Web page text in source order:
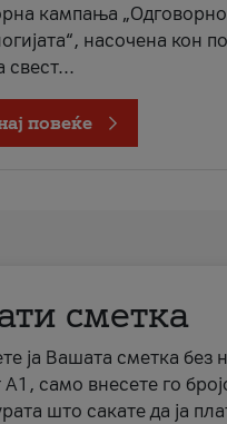
кампања
насочена кон
свест...
повеќе
сметка
ја Вашата сметка без
А1, само внесете го
што сакате да ја